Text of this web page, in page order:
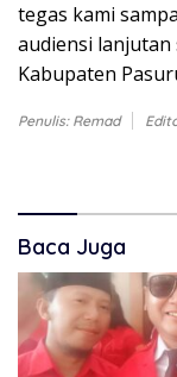
tegas kami
audiensi lanjutan
Kabupaten
Penulis: Remad
Baca Juga